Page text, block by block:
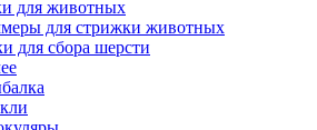
для животных
для стрижки животных
для сбора шерсти